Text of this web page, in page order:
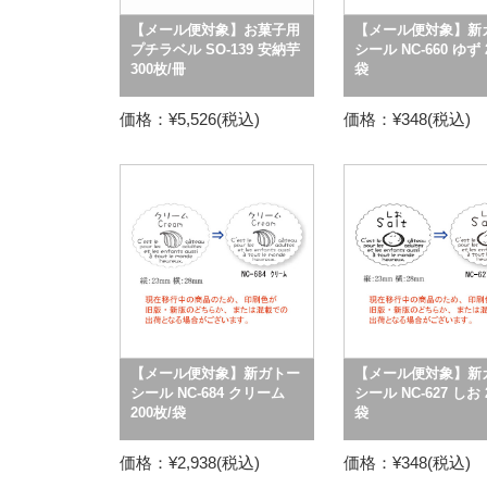
【メール便対象】お菓子用
プチラベル SO-139 安納芋
300枚/冊
価格：¥5,526(税込)
【メール便対象】新
シール NC-660 ゆず
袋
価格：¥348(税込)
【メール便対象】新ガトー
シール NC-684 クリーム
200枚/袋
価格：¥2,938(税込)
【メール便対象】新
シール NC-627 しお
袋
価格：¥348(税込)